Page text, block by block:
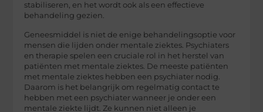
stabiliseren, en het wordt ook als een effectieve
behandeling gezien.
Geneesmiddel is niet de enige behandelingsoptie voor
mensen die lijden onder mentale ziektes. Psychiaters
en therapie spelen een cruciale rol in het herstel van
patiënten met mentale ziektes. De meeste patiënten
met mentale ziektes hebben een psychiater nodig.
Daarom is het belangrijk om regelmatig contact te
hebben met een psychiater wanneer je onder een
mentale ziekte lijdt. Ze kunnen niet alleen je